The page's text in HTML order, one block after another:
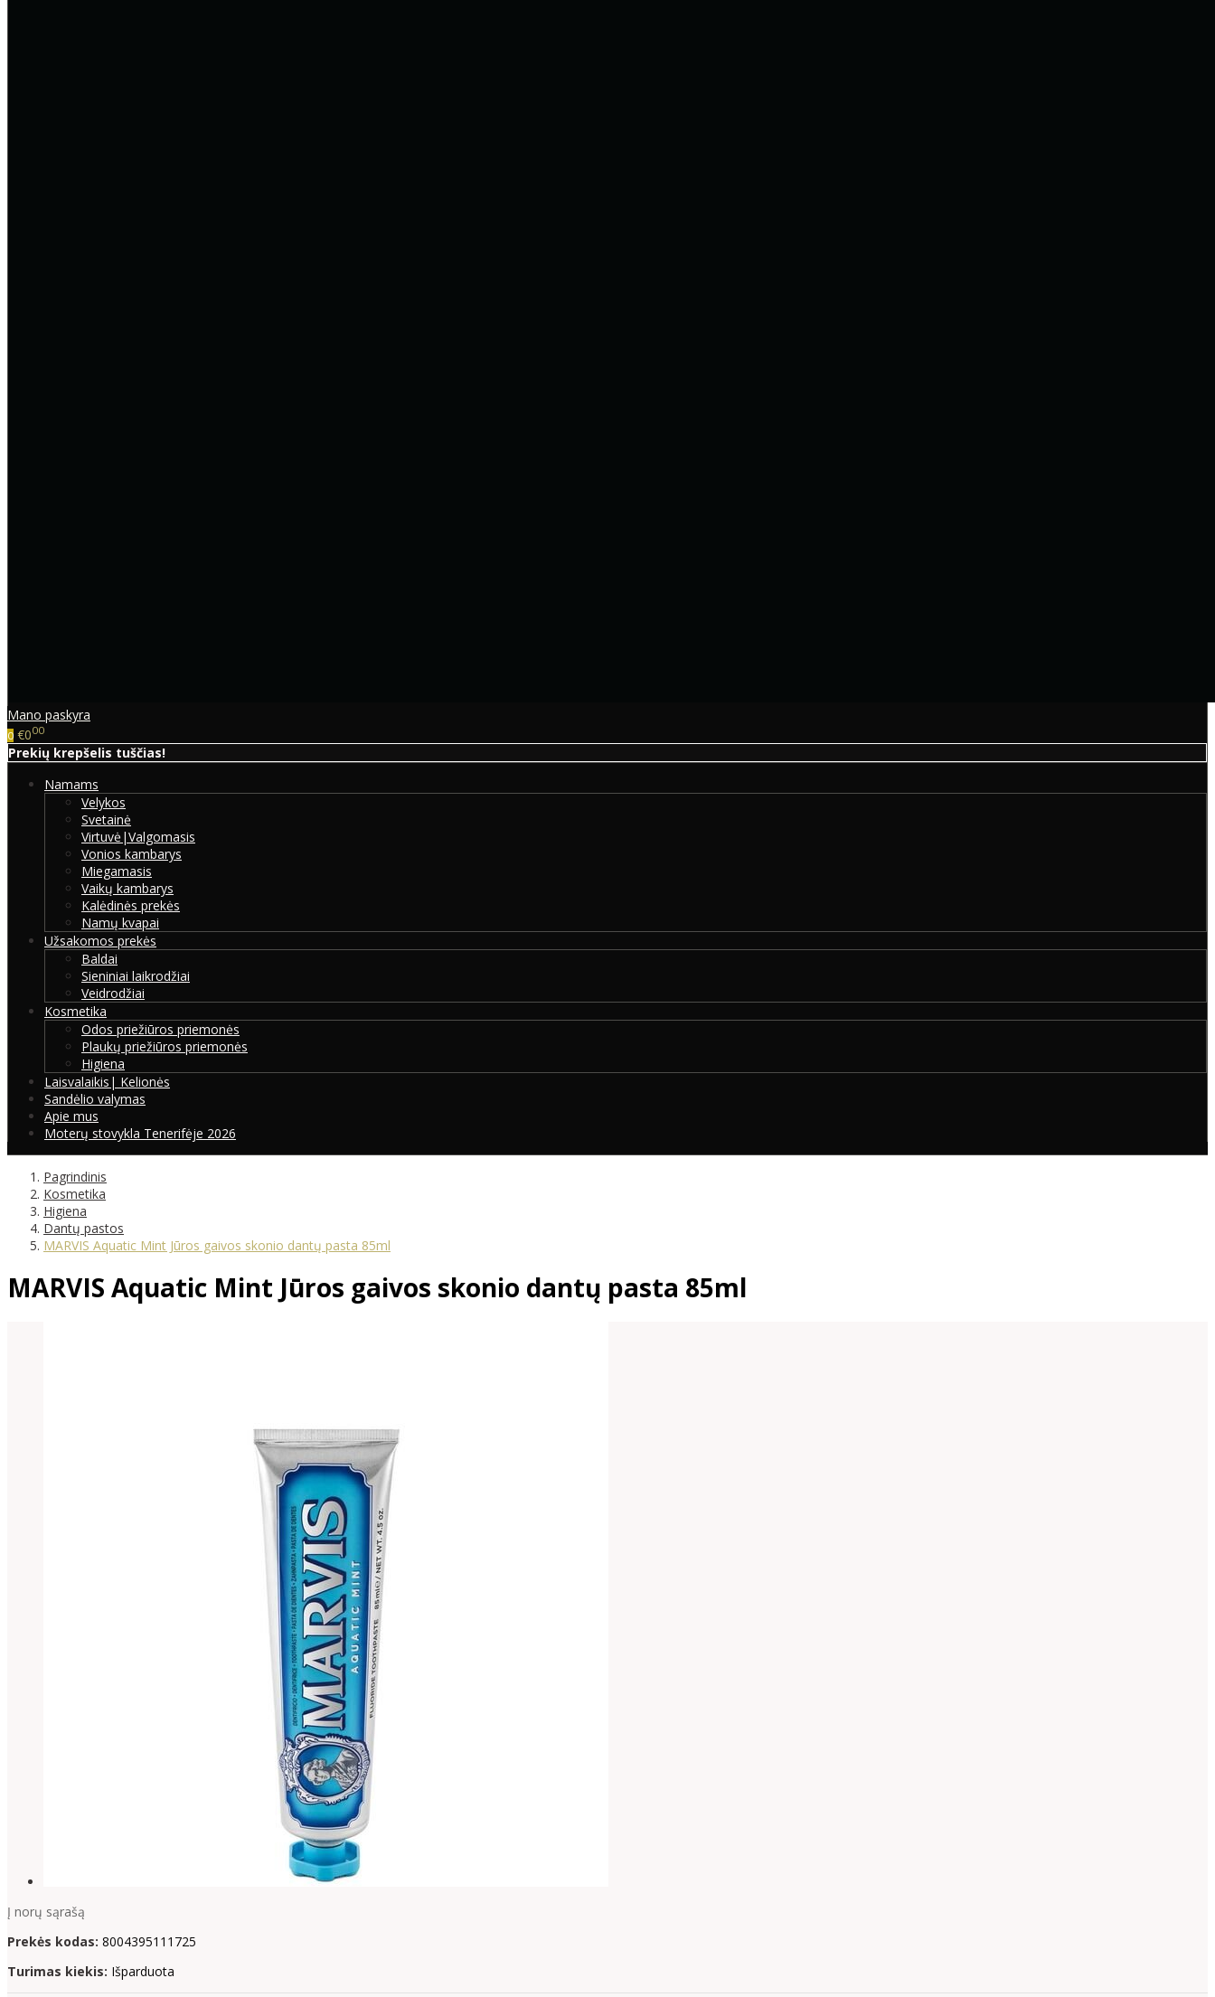
Mano paskyra
0 €000
Prekių krepšelis tuščias!
Namams
Velykos
Svetainė
Virtuvė|Valgomasis
Vonios kambarys
Miegamasis
Vaikų kambarys
Kalėdinės prekės
Namų kvapai
Užsakomos prekės
Baldai
Sieniniai laikrodžiai
Veidrodžiai
Kosmetika
Odos priežiūros priemonės
Plaukų priežiūros priemonės
Higiena
Laisvalaikis| Kelionės
Sandėlio valymas
Apie mus
Moterų stovykla Tenerifėje 2026
Pagrindinis
Kosmetika
Higiena
Dantų pastos
MARVIS Aquatic Mint Jūros gaivos skonio dantų pasta 85ml
MARVIS Aquatic Mint Jūros gaivos skonio dantų pasta 85ml
Į norų sąrašą
Prekės kodas: 8004395111725
Turimas kiekis: Išparduota